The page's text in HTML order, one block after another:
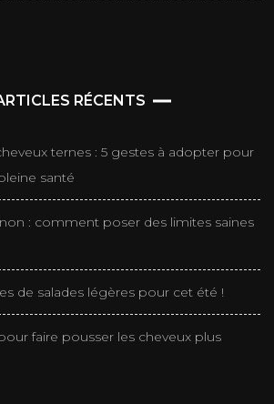
RÉCENTS
ternes : 5 gestes à adopter pour
santé
: comment poser des limites saines
de salades légères pour cet été !
faire pousser les cheveux plus